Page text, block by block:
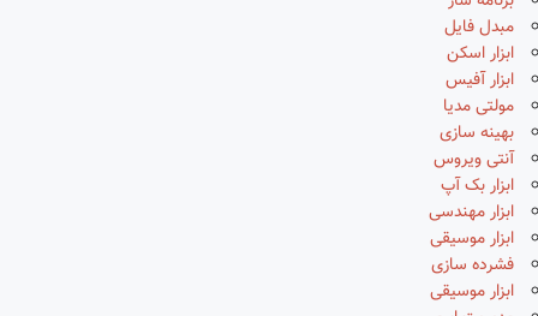
مبدل فایل
ابزار اسکن
ابزار آفیس
مولتی مدیا
بهینه سازی
آنتی ویروس
ابزار بک آپ
ابزار مهندسی
ابزار موسیقی
فشرده سازی
ابزار موسیقی